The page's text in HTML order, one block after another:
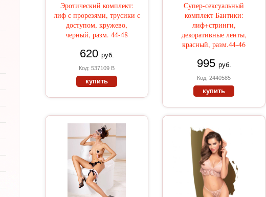
Эротический комплект:
лиф с прорезями, трусики с
доступом, кружево,
черный, разм. 44-48
620 руб.
Код: 537109 В
купить
Супер-сексуальный
комплект Бантики:
лиф+стринги,
декоративные ленты,
красный, разм.44-46
995 руб.
Код: 2440585
купить